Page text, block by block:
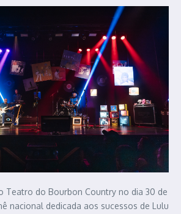
Teatro do Bourbon Country no dia 30 de
nacional dedicada aos sucessos de Lulu